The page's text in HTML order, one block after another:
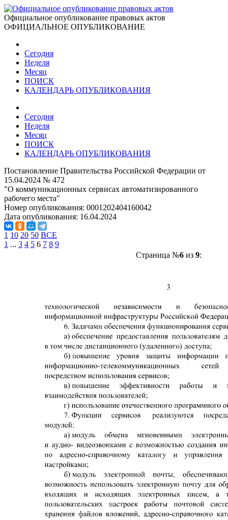
Официальное опубликование правовых актов
ОФИЦИАЛЬНОЕ ОПУБЛИКОВАНИЕ
Сегодня
Неделя
Месяц
ПОИСК
КАЛЕНДАРЬ ОПУБЛИКОВАНИЯ
Сегодня
Неделя
Месяц
ПОИСК
КАЛЕНДАРЬ ОПУБЛИКОВАНИЯ
Постановление Правительства Российской Федерации от
15.04.2024 № 472
"О коммуникационных сервисах автоматизированного
рабочего места"
Номер опубликования: 0001202404160042
Дата опубликования: 16.04.2024
1 10 20 50 ВСЕ
1 ... 3 4 5 6 7 8 9
Страница №6из 9: